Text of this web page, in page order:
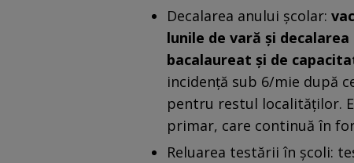
Decalarea anului școlar:
lunile de vară și
bacalaureat și de
incidență sub 6/mie după
pentru restul localităților.
primar, care continuă în
Reluarea testării în școli: